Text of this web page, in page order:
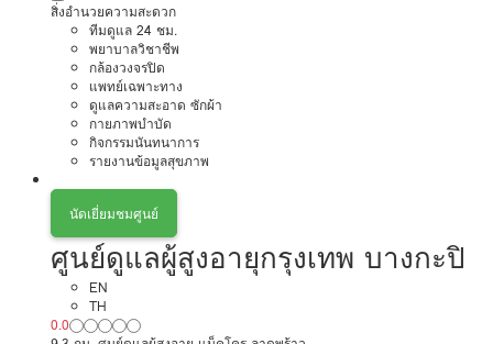
สิ่งอำนวยความสะดวก
ทีมดูแล 24 ชม.
พยาบาลวิชาชีพ
กล้องวงจรปิด
แพทย์เฉพาะทาง
ดูแลความสะอาด ซักผ้า
กายภาพบำบัด
กิจกรรมนันทนาการ
รายงานข้อมูลสุขภาพ
นัดเยี่ยมชมศูนย์
ศูนย์ดูแลผู้สูงอายุกรุงเทพ บางกะปิ
EN
TH
0.0